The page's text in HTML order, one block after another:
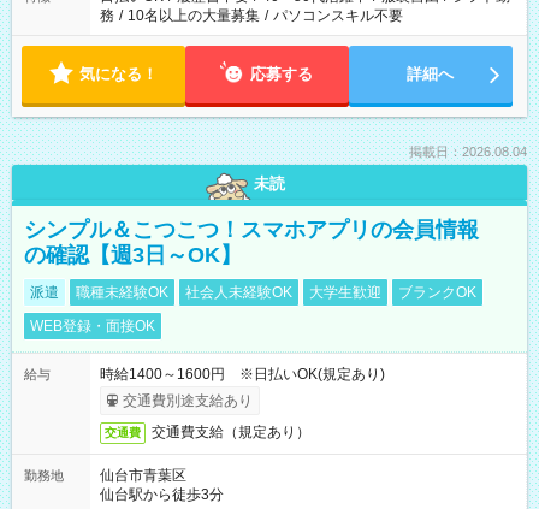
務 / 10名以上の大量募集 / パソコンスキル不要
気になる！ 応募する 詳細へ
掲載日：2026.08.04
未読
シンプル＆こつこつ！スマホアプリの会員情報
の確認【週3日～OK】
派遣 職種未経験OK 社会人未経験OK 大学生歓迎
ブランクOK
WEB登録・面接OK
給与
時給1400～1600円 ※日払いOK(規定あり)
交通費別途支給あり
交通費 交通費支給（規定あり）
勤務地
仙台市青葉区
仙台駅から徒歩3分